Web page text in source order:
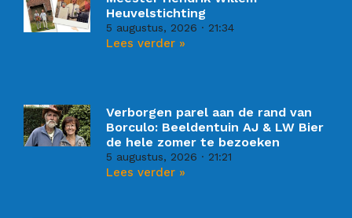
Heuvelstichting
5 augustus, 2026 21:34
Lees verder »
Verborgen parel aan de rand van
Borculo: Beeldentuin AJ & LW Bier
de hele zomer te bezoeken
5 augustus, 2026 21:21
Lees verder »